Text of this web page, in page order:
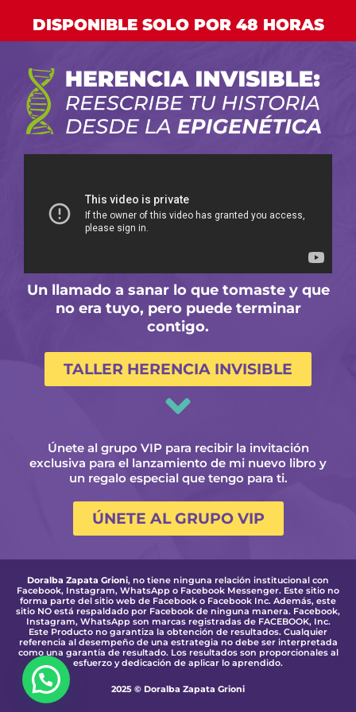
DISPONIBLE SOLO POR 48 HORAS
Un llamado a sanar lo que tomaste y que
no era tuyo, pero puede terminar
contigo.
TALLER HERENCIA INVISIBLE
Únete al grupo VIP para recibir la invitación
exclusiva para el lanzamiento de mi nuevo libro y
un regalo especial que tengo para ti.
ÚNETE AL GRUPO VIP
Doralba Zapata Grioni, no tiene ninguna relación institucional con
Facebook, Instagram, WhatsApp o Facebook Messenger. Este sitio no
forma parte del sitio web de Facebook o Facebook Inc. Además, este
sitio NO está respaldado por Facebook de ninguna manera. Facebook,
Instagram, WhatsApp son marcas registradas de FACEBOOK, Inc.
Este Producto no garantiza la obtención de resultados. Cualquier
referencia al desempeño de una estrategia no debe ser interpretada
como una garantía de resultado. Los resultados son proporcionales al
esfuerzo y dedicación de aplicar lo aprendido.
2025 © Doralba Zapata Grioni